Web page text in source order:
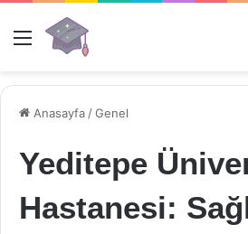
Menü
Anasayfa /Genel
Yeditepe
Hastanesi: